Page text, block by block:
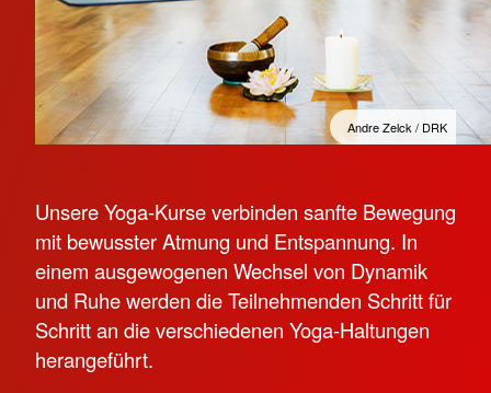
Andre Zelck / DRK
Unsere Yoga-Kurse verbinden sanfte Bewegung
mit bewusster Atmung und Entspannung. In
einem ausgewogenen Wechsel von Dynamik
und Ruhe werden die Teilnehmenden Schritt für
Schritt an die verschiedenen Yoga-Haltungen
herangeführt.